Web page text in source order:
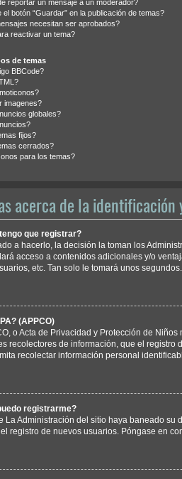
reportar un mensaje a un moderador?
botón “Guardar” en la publicación de temas?
necesitan ser aprobados?
reactivar un tema?
de temas
BBCode?
imagenes?
globales?
fijos?
cerrados?
para los temas?
acerca de la identificación
que registrar?
a hacerlo, la decisión la toman los
acceso a contenidos adicionales y/o
etc. Tan solo le tomará unos
(APPCO)
o Acta de Privacidad y Protección de
recolectores de información, que el
recolectar información personal
registrarme?
La Administración del sitio haya baneado
registro de nuevos usuarios. Póngase en